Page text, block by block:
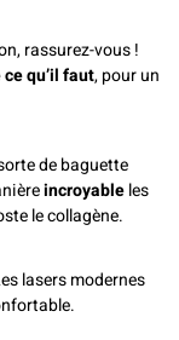
rassurez-vous !
qu’il faut, pour un
de baguette
incroyableles
le collagène.
lasers modernes